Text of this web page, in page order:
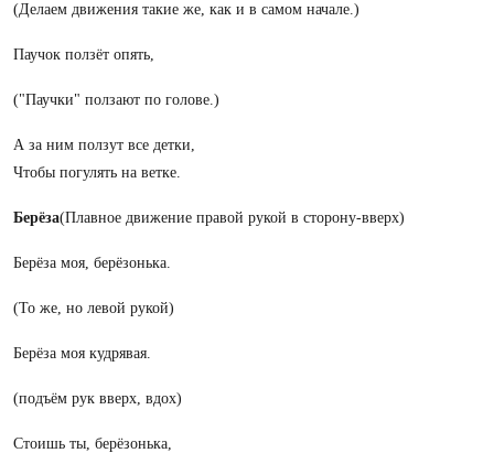
(Делаем движения такие же, как и в самом начале.)
Паучок ползёт опять,
("Паучки" ползают по голове.)
А за ним ползут все детки,
Чтобы погулять на ветке.
Берёза(Плавное движение правой рукой в сторону-вверх)
Берёза моя, берёзонька.
(То же, но левой рукой)
Берёза моя кудрявая.
(подъём рук вверх, вдох)
Стоишь ты, берёзонька,